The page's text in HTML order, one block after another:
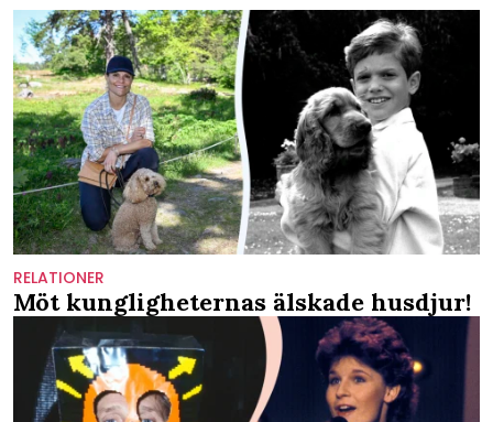
RELATIONER
Möt kungligheternas älskade husdjur!